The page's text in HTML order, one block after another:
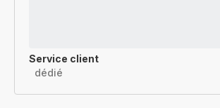
Service client
dédié